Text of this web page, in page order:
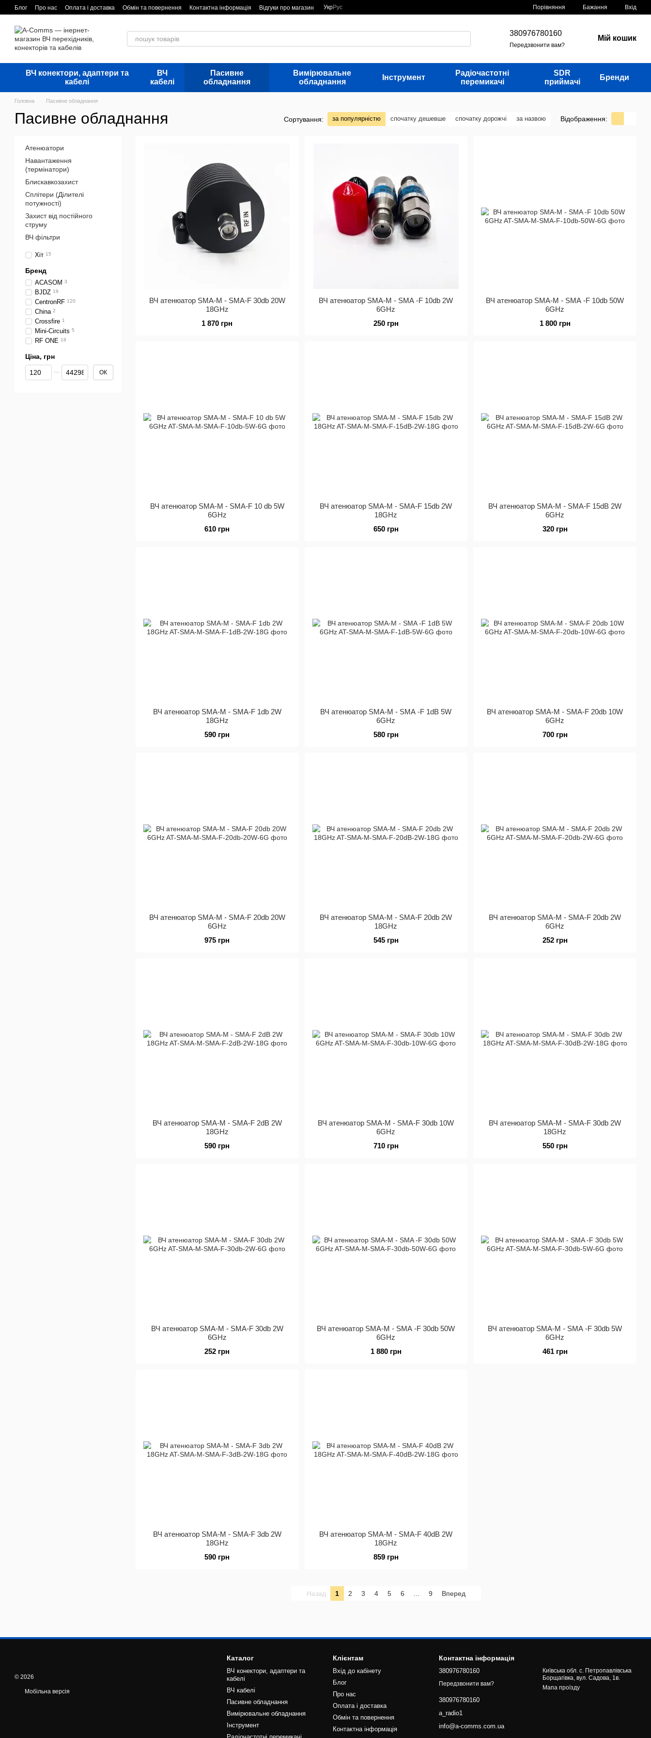
Перейти до основного контенту
Блог Про нас Оплата і доставка Обмін та повернення Контактна інформація Відгуки про магазин УкрРус Порівняння Бажання Вхід
380976780160
Передзвонити вам?
Мій кошик
ВЧ конектори, адаптери та
кабелі
ВЧ
кабелі
Пасивне
обладнання
Вимірювальне
обладнання
Інструмент
Радіочастотні
перемикачі
SDR
приймачі
Бренди
Головна Пасивне обладнання
Пасивне обладнання Сортування: за популярністю спочатку дешевше спочатку дорожчі за назвою Відображення:
ВЧ атенюатор SMA-M - SMA-F 30db 20W
18GHz
1 870 грн
ВЧ атенюатор SMA-M - SMA -F 10db 2W
6GHz
250 грн
ВЧ атенюатор SMA-M - SMA -F 10db 50W
6GHz
1 800 грн
ВЧ атенюатор SMA-M - SMA-F 10 db 5W
6GHz
610 грн
ВЧ атенюатор SMA-M - SMA-F 15db 2W
18GHz
650 грн
ВЧ атенюатор SMA-M - SMA-F 15dB 2W
6GHz
320 грн
ВЧ атенюатор SMA-M - SMA-F 1db 2W
18GHz
590 грн
ВЧ атенюатор SMA-M - SMA -F 1dB 5W
6GHz
580 грн
ВЧ атенюатор SMA-M - SMA-F 20db 10W
6GHz
700 грн
ВЧ атенюатор SMA-M - SMA-F 20db 20W
6GHz
975 грн
ВЧ атенюатор SMA-M - SMA-F 20db 2W
18GHz
545 грн
ВЧ атенюатор SMA-M - SMA-F 20db 2W
6GHz
252 грн
ВЧ атенюатор SMA-M - SMA-F 2dB 2W
18GHz
590 грн
ВЧ атенюатор SMA-M - SMA-F 30db 10W
6GHz
710 грн
ВЧ атенюатор SMA-M - SMA-F 30db 2W
18GHz
550 грн
ВЧ атенюатор SMA-M - SMA-F 30db 2W
6GHz
252 грн
ВЧ атенюатор SMA-M - SMA -F 30db 50W
6GHz
1 880 грн
ВЧ атенюатор SMA-M - SMA -F 30db 5W
6GHz
461 грн
ВЧ атенюатор SMA-M - SMA-F 3db 2W
18GHz
590 грн
ВЧ атенюатор SMA-M - SMA-F 40dB 2W
18GHz
859 грн
Назад 1 2 3 4 5 6 9 Вперед
Атенюатори
Навантаження
(термінатори)
Блискавкозахист
Сплітери (Ділителі
потужності)
Захист від постійного
струму
ВЧ фільтри
Хіт 15
Бренд
ACASOM 3
BJDZ 19
CentronRF 120
China 2
Crossfire 1
Mini-Circuits 5
RF ONE 18
Ціна, грн
Від Ціна, грн
До Ціна, грн ОК
© 2026
Мобільна версія
Каталог
ВЧ конектори, адаптери та
кабелі
ВЧ кабелі
Пасивне обладнання
Вимірювальне обладнання
Інструмент
Клієнтам
Вхід до кабінету
Блог
Про нас
Оплата і доставка
Обмін та повернення
Контактна інформація
Контактна інформація
380976780160
Передзвонити вам?
380976780160
a_radio1
info@a-comms.com.ua
Київська обл. с. Петропавлівська
Борщагівка, вул. Садова, 1в.
Мапа проїзду